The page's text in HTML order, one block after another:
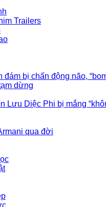
Trailers
đám bị chấn động não,
dừng
Lưu Diệc Phi bị mắng
qua đời